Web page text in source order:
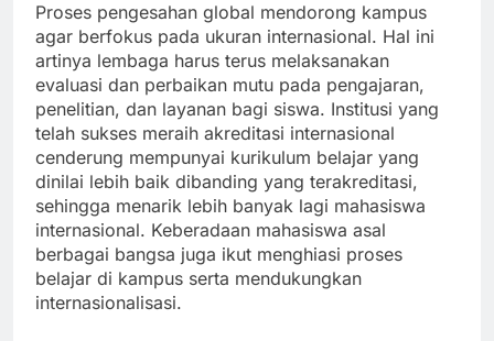
Proses pengesahan global mendorong kampus
agar berfokus pada ukuran internasional. Hal ini
artinya lembaga harus terus melaksanakan
evaluasi dan perbaikan mutu pada pengajaran,
penelitian, dan layanan bagi siswa. Institusi yang
telah sukses meraih akreditasi internasional
cenderung mempunyai kurikulum belajar yang
dinilai lebih baik dibanding yang terakreditasi,
sehingga menarik lebih banyak lagi mahasiswa
internasional. Keberadaan mahasiswa asal
berbagai bangsa juga ikut menghiasi proses
belajar di kampus serta mendukungkan
internasionalisasi.